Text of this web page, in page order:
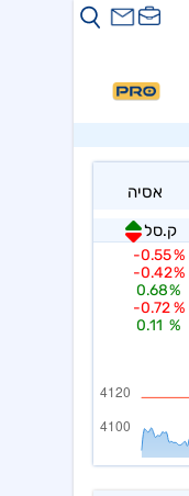
PRO